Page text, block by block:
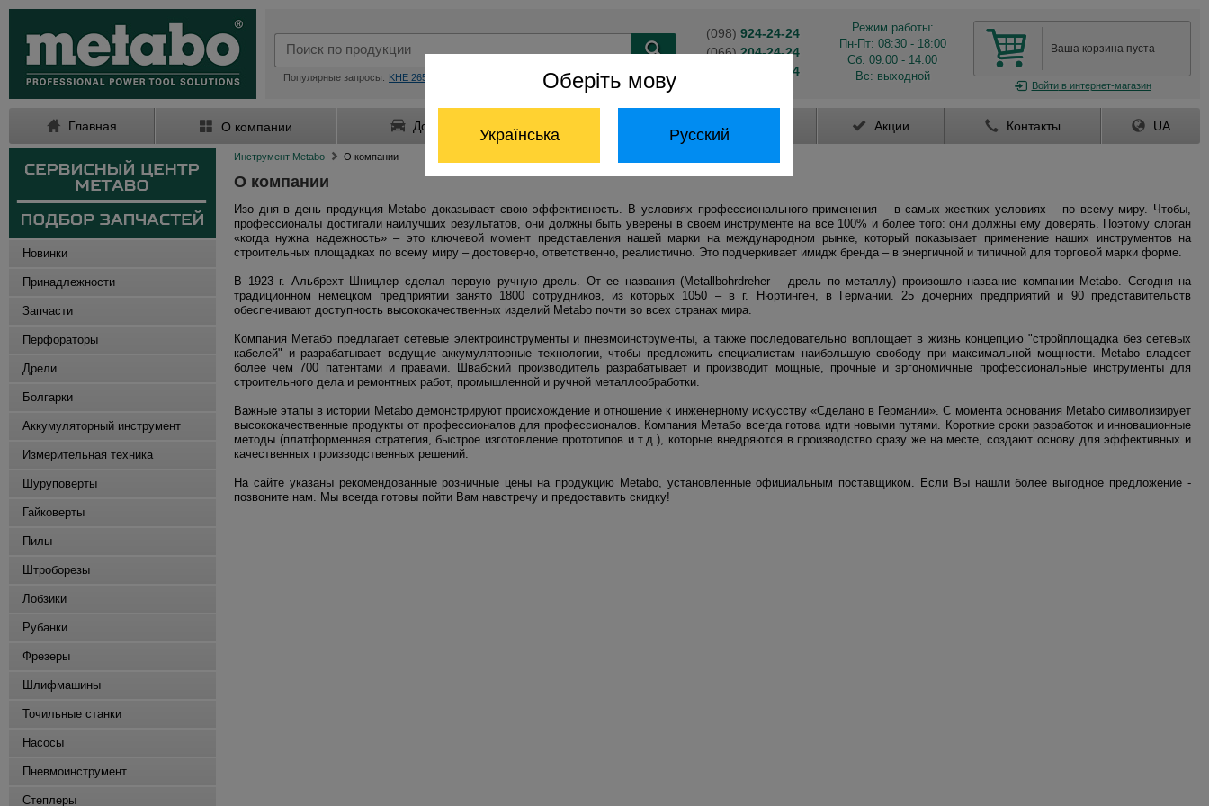
Оберіть мову
Українська Русский
Популярные запросы: KHE 2650
(098) 924-24-24
(066) 204-24-24
824-24-24
Режим работы:
Пн-Пт: 08:30 - 18:00
Сб: 09:00 - 14:00
Вс: выходной
Ваша корзина пуста
Войтив интернет-магазин
Главная О компании Доставка и оплата Гарантия и сервис Акции Контакты UA
Новинки
Принадлежности
Запчасти
Перфораторы
Дрели
Болгарки
Аккумуляторный инструмент
Измерительная техника
Шуруповерты
Гайковерты
Пилы
Штроборезы
Лобзики
Рубанки
Фрезеры
Шлифмашины
Точильные станки
Насосы
Пневмоинструмент
Степлеры
Инструмент Metabo О компании
О компании
Изо дня в день продукция Metabo доказывает свою эффективность. В условиях профессионального применения – в самых жестких условиях – по всему миру. Чтобы,
профессионалы достигали наилучших результатов, они должны быть уверены в своем инструменте на все 100% и более того: они должны ему доверять. Поэтому слоган
«когда нужна надежность» – это ключевой момент представления нашей марки на международном рынке, который показывает применение наших инструментов на
строительных площадках по всему миру – достоверно, ответственно, реалистично. Это подчеркивает имидж бренда – в энергичной и типичной для торговой марки форме.
В 1923 г. Альбрехт Шницлер сделал первую ручную дрель. От ее названия (Metallbohrdreher – дрель по металлу) произошло название компании Metabo. Сегодня на
традиционном немецком предприятии занято 1800 сотрудников, из которых 1050 – в г. Нюртинген, в Германии. 25 дочерних предприятий и 90 представительств
обеспечивают доступность высококачественных изделий Metabo почти во всех странах мира.
Компания Метабо предлагает сетевые электроинструменты и пневмоинструменты, а также последовательно воплощает в жизнь концепцию "стройплощадка без сетевых
кабелей" и разрабатывает ведущие аккумуляторные технологии, чтобы предложить специалистам наибольшую свободу при максимальной мощности. Metabo владеет
более чем 700 патентами и правами. Швабский производитель разрабатывает и производит мощные, прочные и эргономичные профессиональные инструменты для
строительного дела и ремонтных работ, промышленной и ручной металлообработки.
Важные этапы в истории Metabo демонстрируют происхождение и отношение к инженерному искусству «Сделано в Германии». С момента основания Metabo символизирует
высококачественные продукты от профессионалов для профессионалов. Компания Метабо всегда готова идти новыми путями. Короткие сроки разработок и инновационные
методы (платформенная стратегия, быстрое изготовление прототипов и т.д.), которые внедряются в производство сразу же на месте, создают основу для эффективных и
качественных производственных решений.
На сайте указаны рекомендованные розничные цены на продукцию Metabo, установленные официальным поставщиком. Если Вы нашли более выгодное предложение -
позвоните нам. Мы всегда готовы пойти Вам навстречу и предоставить скидку!